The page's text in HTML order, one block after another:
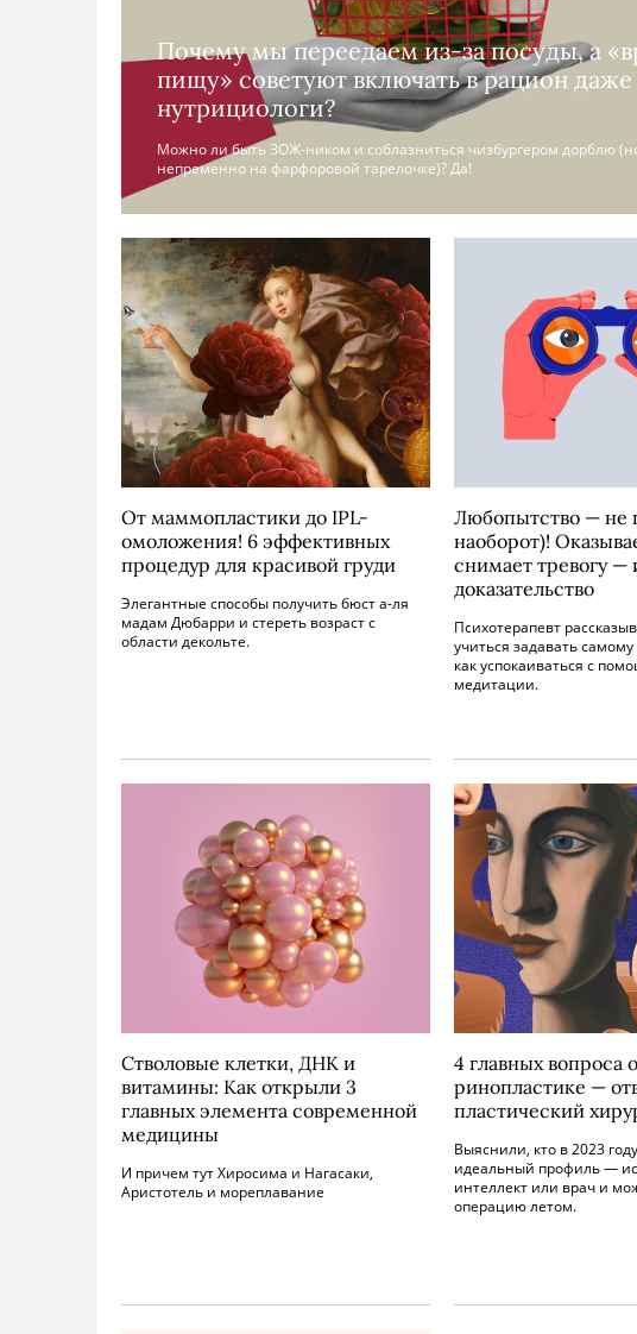
Почему мы переедаем из-за посуды, а
пищу» советуют включать в рацион даже
нутрициологи?
Можно ли быть ЗОЖ-ником и соблазниться чизбургером дорблю
непременно на фарфоровой тарелочке)? Да!
От маммопластики до IPL-
омоложения! 6 эффективных
процедур для красивой груди
Элегантные способы получить бюст а-ля
мадам Дюбарри и стереть возраст с
области декольте.
Любопытство — не
наоборот)!
снимает тревогу —
доказательство
Психотерапевт
учиться задавать
как успокаиваться с
медитации.
Стволовые клетки, ДНК и
витамины: Как открыли 3
главных элемента современной
медицины
И причем тут Хиросима и Нагасаки,
Аристотель и мореплавание
4 главных вопроса о
ринопластике —
пластический
Выяснили, кто в 2023
идеальный профиль —
интеллект или врач и
операцию летом.